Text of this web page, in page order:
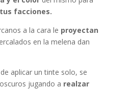
facciones.
a la cara le proyectan
en la melena dan
aplicar un tinte solo, se
jugando a realzar